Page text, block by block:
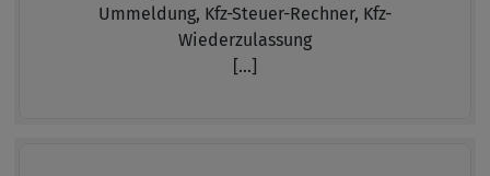
Ummeldung, Kfz-Steuer-Rechner, Kfz-
Wiederzulassung
[...]